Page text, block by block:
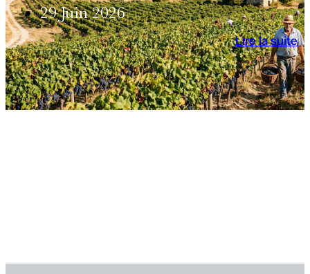
29 Juin 2026
Lire la suite